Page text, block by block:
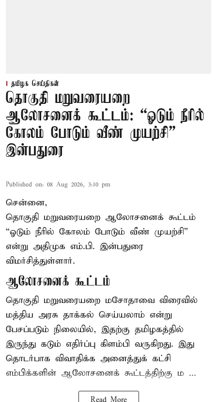
தமிழக செய்திகள்
தொகுதி மறுவரையறை
ஆலோசனைக் கூட்டம்: “ஓடும் நீரில்
கோலம் போடும் வீண் முயற்சி” –
இன்பதுரை
Published on: 08 Aug 2026, 3:10 pm
சென்னை,
தொகுதி மறுவரையறை ஆலோசனைக் கூட்டம்
“ஓடும் நீரில் கோலம் போடும் வீண் முயற்சி”
என்று அதிமுக எம்.பி. இன்பதுரை
விமர்சித்துள்ளார்.
ஆலோசனைக் கூட்டம்
தொகுதி மறுவரையறை மசோதாவை விரைவில்
மத்திய அரசு தாக்கல் செய்யலாம் என்று
பேசப்படும் நிலையில், இதற்கு தமிழகத்தில்
இருந்து கடும் எதிர்ப்பு கிளம்பி வருகிறது. இது
தொடர்பாக விவாதிக்க அனைத்துக் கட்சி
எம்பிக்களின் ஆலோசனைக் கூட்டத்திற்கு ம ...
Read More